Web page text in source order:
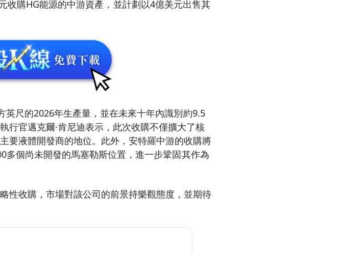
收購HG能源的中游資產，並計劃以4億美元出售其
尺的2026年生產量，並在未來十年內識別約9.5
行官邁克爾·肯尼迪表示，此次收購不僅擴大了核
要液體開發商的地位。此外，安特羅中游的收購將
個尚未開發的馬塞勒斯位置，進一步鞏固其作為
性收購，市場對該公司的前景持樂觀態度，並期待